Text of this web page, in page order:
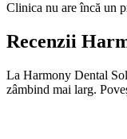
Clinica nu are încă un
Recenzii
La Harmony Dental
zâmbind mai larg.